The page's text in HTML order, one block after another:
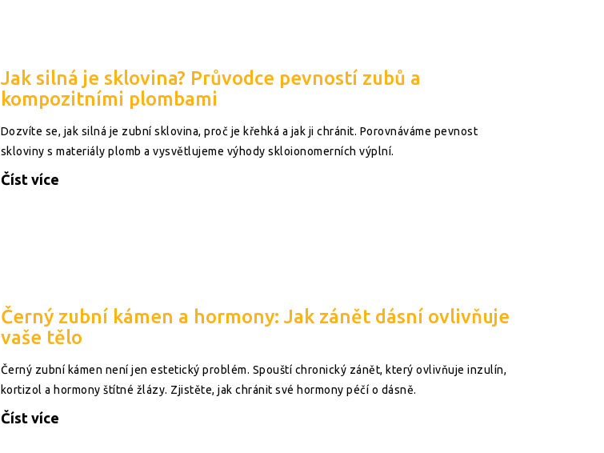
Jak silná je sklovina? Průvodce pevností zubů a
kompozitními plombami
Dozvíte se, jak silná je zubní sklovina, proč je křehká a jak ji chránit. Porovnáváme pevnost
skloviny s materiály plomb a vysvětlujeme výhody skloionomerních výplní.
Číst více
Černý zubní kámen a hormony: Jak zánět dásní ovlivňuje
vaše tělo
Černý zubní kámen není jen estetický problém. Spouští chronický zánět, který ovlivňuje inzulín,
kortizol a hormony štítné žlázy. Zjistěte, jak chránit své hormony péčí o dásně.
Číst více